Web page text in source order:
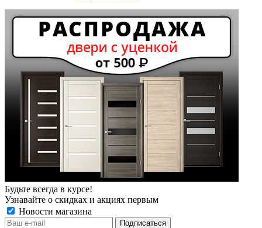
Будьте всегда в курсе!
Узнавайте о скидках и акциях первым
Новости магазина